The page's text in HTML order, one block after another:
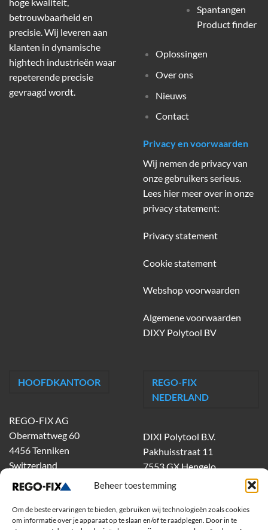
Beheer toestemming
Om de beste ervaringen te bieden, gebruiken wij technologieën zoals cookies
om informatie over je apparaat op te slaan en/of te raadplegen. Door in te
betrouwbaarheid en
precisie. Wij leveren aan
klanten in dynamische
hightech industrieën waar
repeterende precisie
gevraagd wordt.
Spantangen
Product finder
Oplossingen
Over ons
Nieuws
Contact
Privacy en voorwaarden
Wij nemen de privacy van
onze gebruikers serieus.
Lees hier meer over in onze
privacy statement:
Privacy statement
Cookie statement
Webshop voorwaarden
Algemene voorwaarden
DIXY Polytool BV
HOOFDKANTOOR
REGO-FIX AG
Obermattweg 60
4456 Tenniken
Switzerland
REGO-FIX
NEDERLAND
DIXI Polytool B.V.
Pakhuisstraat 11
7553 GX Hengelo
tel.
074-303 55 00
www.dixipolytool.com